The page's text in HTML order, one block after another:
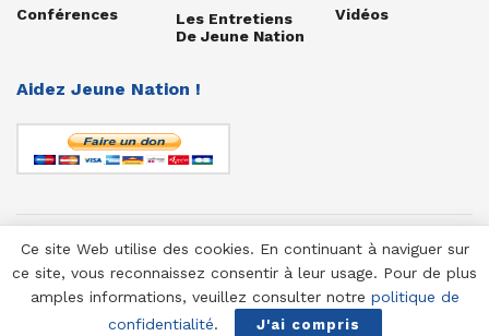
Conférences
Les Entretiens
De Jeune Nation
Vidéos
Aidez Jeune Nation !
© 1958-2025 Jeune Nation
Ce site Web utilise des cookies. En continuant à naviguer sur
ce site, vous reconnaissez consentir à leur usage. Pour de plus
amples informations, veuillez consulter notre politique de
confidentialité. J'ai compris